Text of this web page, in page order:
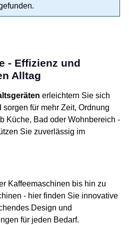
- Effizienz und
Alltag
erleichtern Sie sich
für mehr Zeit, Ordnung
Küche, Bad oder Wohnbereich -
Sie zuverlässig im
Kaffeemaschinen bis hin zu
- hier finden Sie innovative
Design und
für jeden Bedarf.